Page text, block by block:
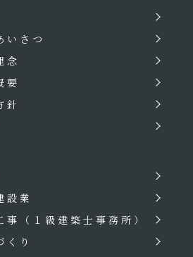
いさつ
念
要
針
設業
事
（１級建築士事務所）
くり